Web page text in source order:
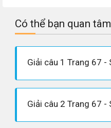
Có thể bạn quan tâm